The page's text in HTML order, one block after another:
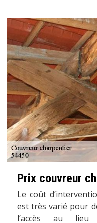
Prix couvreur
Le coût
est très varié pour
l’accès au lieu